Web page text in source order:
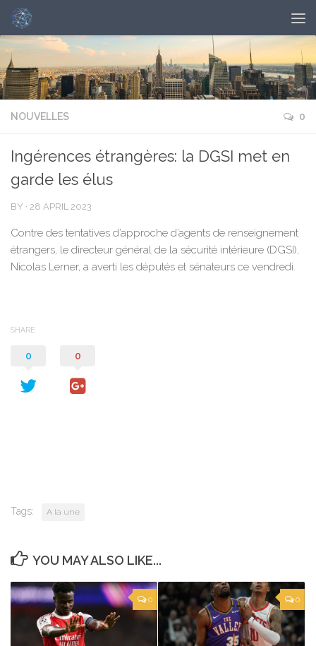
NOUVELLES 0
Ingérences étrangères: la DGSI met en
garde les élus
BY · 28 APRIL 2023
Contre des tentatives d’approche d’agents de renseignement
étrangers, le directeur général de la sécurité intérieure (DGSI),
Nicolas Lerner, a averti les députés et sénateurs ce vendredi.
SHARE
0 0
Tags: A la une
YOU MAY ALSO LIKE...
0 0